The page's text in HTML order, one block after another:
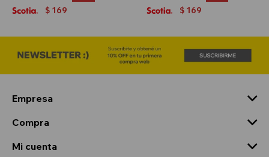
$ 169 $ 169
Empresa
Compra
Mi cuenta